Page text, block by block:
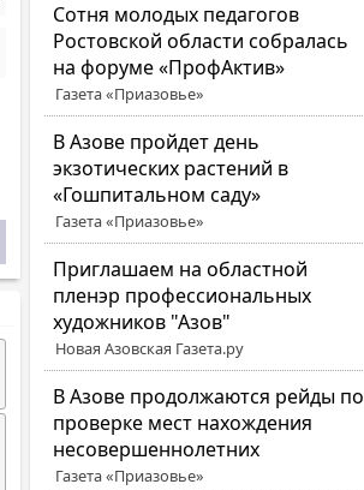
Сотня молодых педагогов
Ростовской области собралась
на форуме «ПрофАктив»
Газета «Приазовье»
В Азове пройдет день
экзотических растений в
«Гошпитальном саду»
Газета «Приазовье»
Приглашаем на областной
пленэр профессиональных
художников "Азов"
Новая Азовская Газета.ру
В Азове продолжаются рейды по
проверке мест нахождения
несовершеннолетних
Газета «Приазовье»